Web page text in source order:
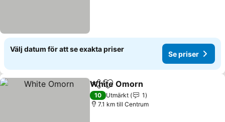
Välj datum för att se exakta priser
Se priser
Dela Lägg till i Mina Favoriter
White Omorn
10 Utmärkt
1
7.1 km till Centrum